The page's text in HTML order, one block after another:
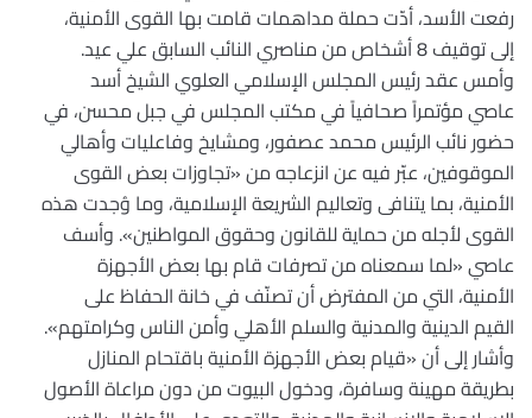
رفعت الأسد، أدّت حملة مداهمات قامت بها القوى الأمنية،
إلى توقيف 8 أشخاص من مناصري النائب السابق علي عيد.
وأمس عقد رئيس المجلس الإسلامي العلوي الشيخ أسد
عاصي مؤتمراً صحافياً في مكتب المجلس في جبل محسن، في
حضور نائب الرئيس محمد عصفور، ومشايخ وفاعليات وأهالي
الموقوفين، عبّر فيه عن انزعاجه من «تجاوزات بعض القوى
الأمنية، بما يتنافى وتعاليم الشريعة الإسلامية، وما وُجدت هذه
القوى لأجله من حماية للقانون وحقوق المواطنين». وأسف
عاصي «لما سمعناه من تصرفات قام بها بعض الأجهزة
الأمنية، التي من المفترض أن تصنّف في خانة الحفاظ على
القيم الدينية والمدنية والسلم الأهلي وأمن الناس وكرامتهم».
وأشار إلى أن «قيام بعض الأجهزة الأمنية باقتحام المنازل
بطريقة مهينة وسافرة، ودخول البيوت من دون مراعاة الأصول